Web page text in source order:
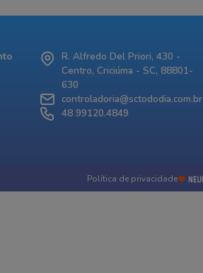
R. Alfredo Del Priori, 430 -
Centro, Criciúma - SC, 88801-
630
controladoria@sctododia.com.br
48 99120.4849
Política de privacidade